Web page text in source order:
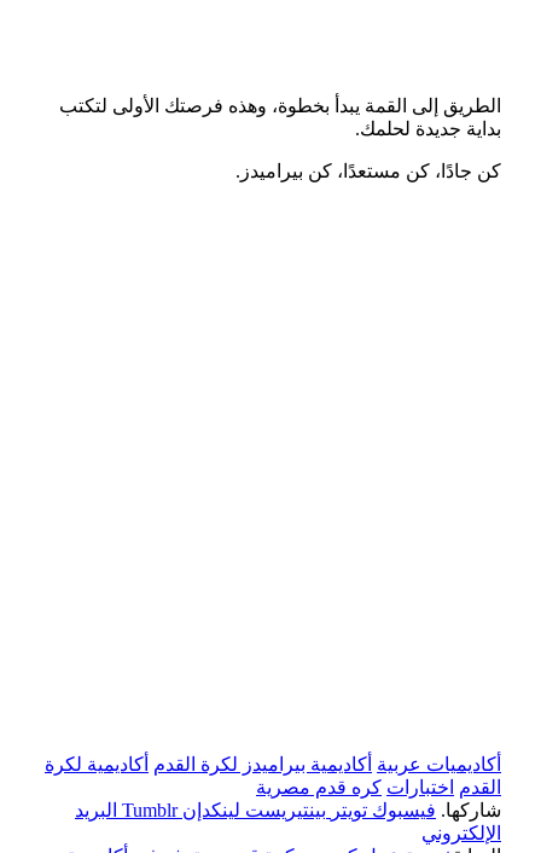
الطريق إلى القمة يبدأ بخطوة، وهذه فرصتك الأولى لتكتب
بداية جديدة لحلمك.
كن جادًا، كن مستعدًا، كن بيراميدز.
أكاديميات عربية أكاديمية بيراميدز لكرة القدم أكاديمية لكرة
القدم اختبارات كره قدم مصرية
شاركها. فيسبوك تويتر بينتيريست لينكدإن Tumblr البريد
الإلكتروني